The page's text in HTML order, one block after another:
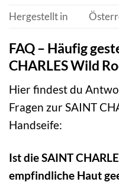
Hergestellt in
FAQ – Häufig
CHARLES Wild
Hier findest du
Fragen zur SAINT
Handseife:
Ist die SAINT
empfindliche Haut